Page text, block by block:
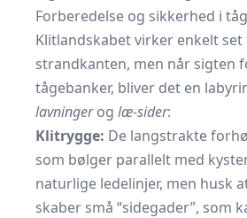
Forberedelse og sikkerhed i
Klitlandskabet virker enkelt set
strandkanten, men når sigten
tågebanker, bliver det en
lavningerog læ-sider:
Klitrygge: De langstrakte
som bølger parallelt med
naturlige ledelinjer, men husk
skaber små “sidegader”, som